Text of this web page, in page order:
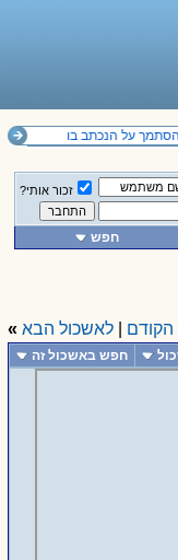
על הנכתב בו
זכור אותי?
חפש
הקודם לאשכול הבא »
חפש באשכול זה